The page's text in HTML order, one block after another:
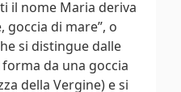
il nome Maria deriva
goccia di mare”, o
si distingue dalle
da una goccia
della Vergine) e si